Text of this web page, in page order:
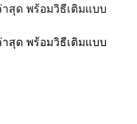
สุด พร้อมวิธีเติมแบบ
สุด พร้อมวิธีเติมแบบ